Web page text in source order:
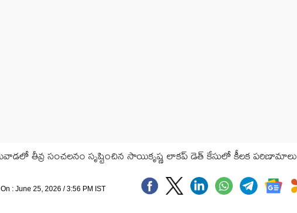
తీవ్ర సంచలనం సృష్టించిన సాయికృష్ణ లాకప్ డెత్ కేసులో కీలక పరిణామాలు
On : June 25, 2026 / 3:56 PM IST